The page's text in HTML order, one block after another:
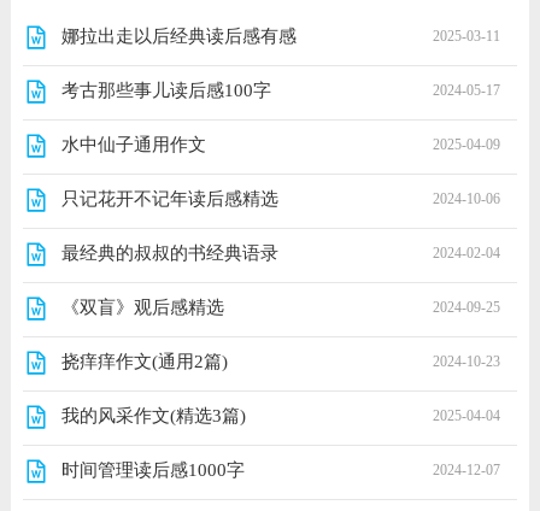
娜拉出走以后经典读后感有感 2025-03-11
考古那些事儿读后感100字 2024-05-17
水中仙子通用作文 2025-04-09
只记花开不记年读后感精选 2024-10-06
最经典的叔叔的书经典语录 2024-02-04
《双盲》观后感精选 2024-09-25
挠痒痒作文(通用2篇) 2024-10-23
我的风采作文(精选3篇) 2025-04-04
时间管理读后感1000字 2024-12-07